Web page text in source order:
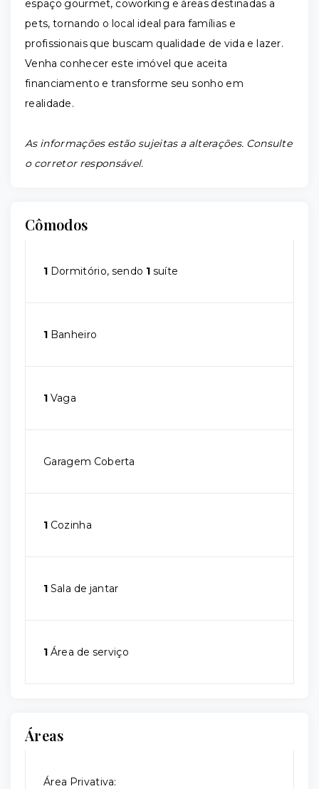
espaço gourmet, coworking e áreas destinadas a
pets, tornando o local ideal para famílias e
profissionais que buscam qualidade de vida e lazer.
Venha conhecer este imóvel que aceita
financiamento e transforme seu sonho em
realidade.
As informações estão sujeitas a alterações. Consulte
o corretor responsável.
Cômodos
1 Dormitório, sendo 1 suíte
1 Banheiro
1 Vaga
Garagem Coberta
1 Cozinha
1 Sala de jantar
1 Área de serviço
Áreas
Área Privativa: